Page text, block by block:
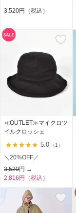
3,520円（税込）
≪OUTLET≫マイクロツ
イルクロッシェ
5.0 （1）
＼20%OFF／
3,520円 →
2,816円（税込）